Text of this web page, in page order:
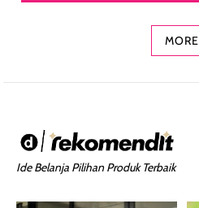
MORE
Ide Belanja Pilihan Produk Terbaik